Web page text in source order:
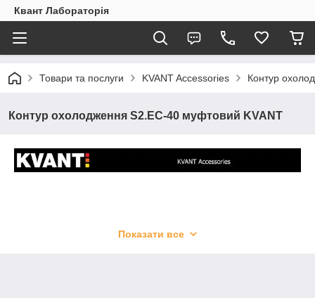
Квант Лабораторія
Товари та послуги KVANT Accessories Контур
Контур охолодження S2.EC-40 муфтовий KVANT
Показати все